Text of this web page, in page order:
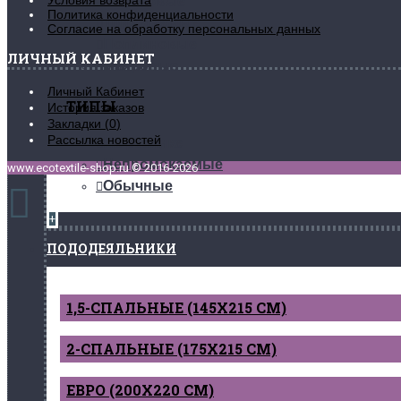
Трикотажные
Махровые
ТИПЫ
На резинке
Непромокаемые
Обычные
+
ПОДОДЕЯЛЬНИКИ
1,5-СПАЛЬНЫЕ (145Х215 СМ)
2-СПАЛЬНЫЕ (175Х215 СМ)
ЕВРО (200Х220 СМ)
Политика конфиденциальности
Согласие на обработку персональных данных
ЛИЧНЫЙ КАБИНЕТ
Личный Кабинет
История заказов
Закладки (0)
Рассылка новостей
www.ecotextile-shop.ru © 2016-2026